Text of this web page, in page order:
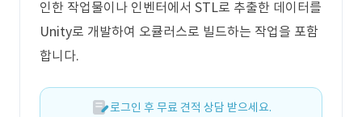
인한 작업물이나 인벤터에서 STL로 추출한 데이터를
Unity로 개발하여 오큘러스로 빌드하는 작업을 포함
합니다.
로그인 후 무료 견적 상담 받으세요.